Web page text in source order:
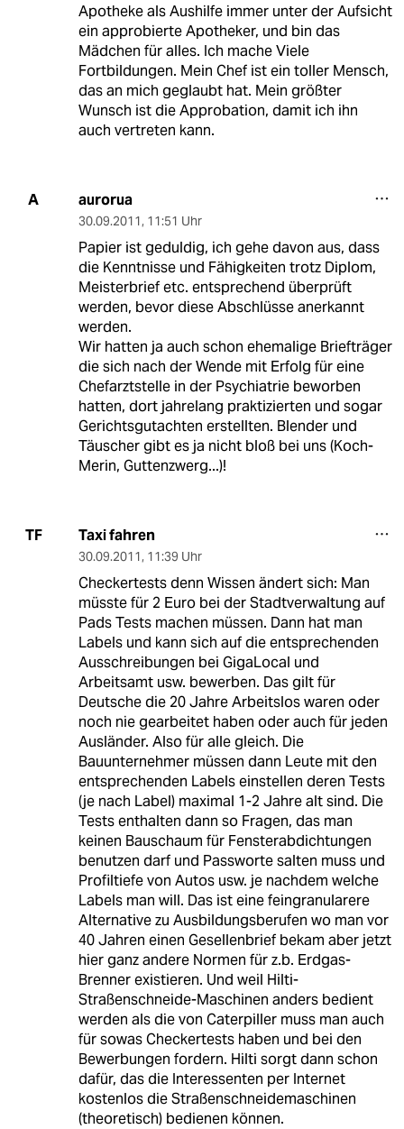
Apotheke als Aushilfe immer unter der Aufsicht
ein approbierte Apotheker, und bin das
Mädchen für alles. Ich mache Viele
Fortbildungen. Mein Chef ist ein toller Mensch,
das an mich geglaubt hat. Mein größter
Wunsch ist die Approbation, damit ich ihn
auch vertreten kann.
A aurorua
30.09.2011, 11:51 Uhr
Papier ist geduldig, ich gehe davon aus, dass
die Kenntnisse und Fähigkeiten trotz Diplom,
Meisterbrief etc. entsprechend überprüft
werden, bevor diese Abschlüsse anerkannt
werden.
Wir hatten ja auch schon ehemalige Briefträger
die sich nach der Wende mit Erfolg für eine
Chefarztstelle in der Psychiatrie beworben
hatten, dort jahrelang praktizierten und sogar
Gerichtsgutachten erstellten. Blender und
Täuscher gibt es ja nicht bloß bei uns (Koch-
Merin, Guttenzwerg...)!
TF Taxi fahren
30.09.2011, 11:39 Uhr
Checkertests denn Wissen ändert sich: Man
müsste für 2 Euro bei der Stadtverwaltung auf
Pads Tests machen müssen. Dann hat man
Labels und kann sich auf die entsprechenden
Ausschreibungen bei GigaLocal und
Arbeitsamt usw. bewerben. Das gilt für
Deutsche die 20 Jahre Arbeitslos waren oder
noch nie gearbeitet haben oder auch für jeden
Ausländer. Also für alle gleich. Die
Bauunternehmer müssen dann Leute mit den
entsprechenden Labels einstellen deren Tests
(je nach Label) maximal 1-2 Jahre alt sind. Die
Tests enthalten dann so Fragen, das man
keinen Bauschaum für Fensterabdichtungen
benutzen darf und Passworte salten muss und
Profiltiefe von Autos usw. je nachdem welche
Labels man will. Das ist eine feingranularere
Alternative zu Ausbildungsberufen wo man vor
40 Jahren einen Gesellenbrief bekam aber jetzt
hier ganz andere Normen für z.b. Erdgas-
Brenner existieren. Und weil Hilti-
Straßenschneide-Maschinen anders bedient
werden als die von Caterpiller muss man auch
für sowas Checkertests haben und bei den
Bewerbungen fordern. Hilti sorgt dann schon
dafür, das die Interessenten per Internet
kostenlos die Straßenschneidemaschinen
(theoretisch) bedienen können.